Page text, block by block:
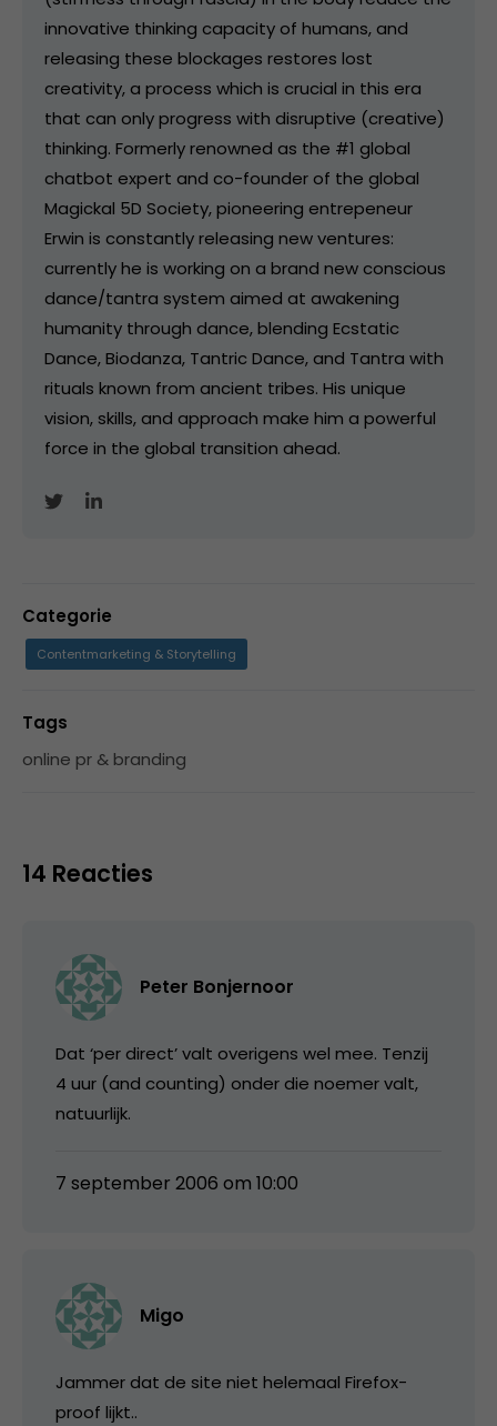
innovative thinking capacity of humans, and
releasing these blockages restores lost
creativity, a process which is crucial in this era
that can only progress with disruptive (creative)
thinking. Formerly renowned as the #1 global
chatbot expert and co-founder of the global
Magickal 5D Society, pioneering entrepeneur
Erwin is constantly releasing new ventures:
currently he is working on a brand new conscious
dance/tantra system aimed at awakening
humanity through dance, blending Ecstatic
Dance, Biodanza, Tantric Dance, and Tantra with
rituals known from ancient tribes. His unique
vision, skills, and approach make him a powerful
force in the global transition ahead.
Categorie
Contentmarketing & Storytelling
Tags
online pr & branding
14 Reacties
Peter Bonjernoor
Dat ‘per direct’ valt overigens wel mee. Tenzij
4 uur (and counting) onder die noemer valt,
natuurlijk.
7 september 2006 om 10:00
Migo
Jammer dat de site niet helemaal Firefox-
proof lijkt..